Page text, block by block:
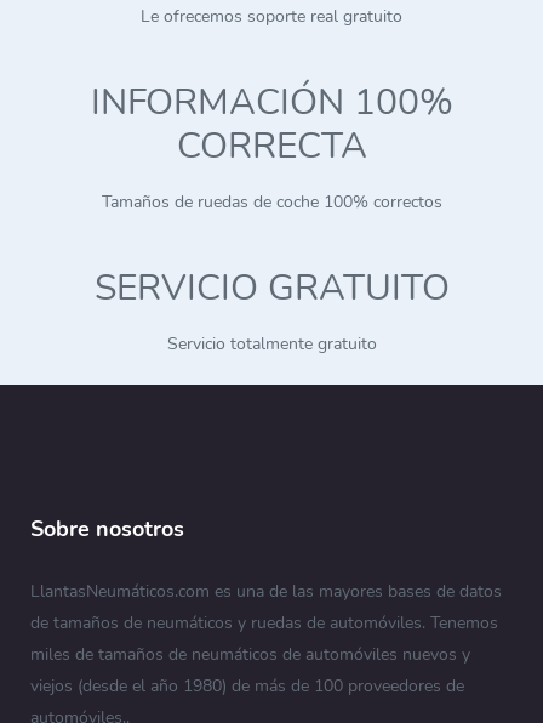
Le ofrecemos soporte real gratuito
INFORMACIÓN 100%
CORRECTA
Tamaños de ruedas de coche 100% correctos
SERVICIO GRATUITO
Servicio totalmente gratuito
Sobre nosotros
LlantasNeumáticos.com es una de las mayores bases de datos
de tamaños de neumáticos y ruedas de automóviles. Tenemos
miles de tamaños de neumáticos de automóviles nuevos y
viejos (desde el año 1980) de más de 100 proveedores de
automóviles..